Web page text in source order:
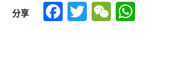
分享 Facebook
TwitterWeChat